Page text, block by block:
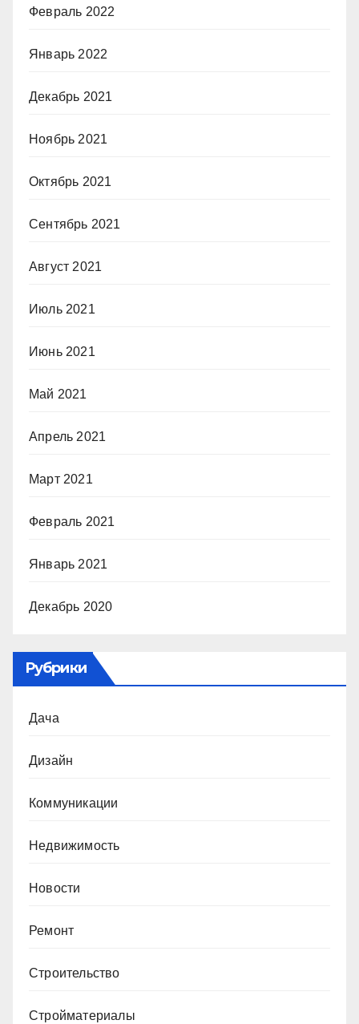
Февраль 2022
Январь 2022
Декабрь 2021
Ноябрь 2021
Октябрь 2021
Сентябрь 2021
Август 2021
Июль 2021
Июнь 2021
Май 2021
Апрель 2021
Март 2021
Февраль 2021
Январь 2021
Декабрь 2020
Рубрики
Дача
Дизайн
Коммуникации
Недвижимость
Новости
Ремонт
Строительство
Стройматериалы